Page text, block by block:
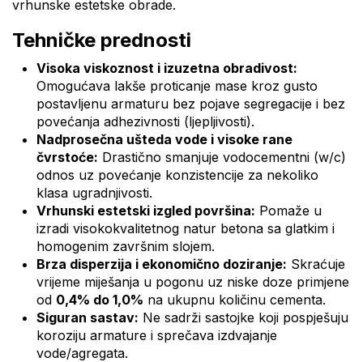
vrhunske estetske obrade.
Tehničke prednosti
Visoka viskoznost i izuzetna obradivost:
Omogućava lakše proticanje mase kroz gusto
postavljenu armaturu bez pojave segregacije i bez
povećanja adhezivnosti (ljepljivosti).
Nadprosečna ušteda vode i visoke rane
čvrstoće: Drastično smanjuje vodocementni (w/c)
odnos uz povećanje konzistencije za nekoliko
klasa ugradnjivosti.
Vrhunski estetski izgled površina: Pomaže u
izradi visokokvalitetnog natur betona sa glatkim i
homogenim završnim slojem.
Brza disperzija i ekonomično doziranje: Skraćuje
vrijeme miješanja u pogonu uz niske doze primjene
od 0,4% do 1,0% na ukupnu količinu cementa.
Siguran sastav: Ne sadrži sastojke koji pospješuju
koroziju armature i sprečava izdvajanje
vode/agregata.